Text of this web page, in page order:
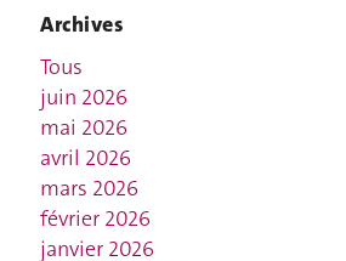
Archives
Tous
juin 2026
mai 2026
avril 2026
mars 2026
février 2026
janvier 2026